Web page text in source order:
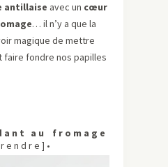
antillaise avec un cœur
… il n’y a que la
magique de mettre
faire fondre nos papilles
a n t a u
f r o m a g e
e n d r e ] •